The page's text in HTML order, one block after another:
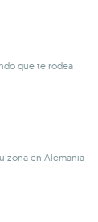
que te rodea
zona en Alemania